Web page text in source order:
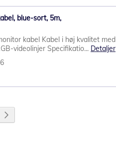
blue-sort, 5m,
kabel Kabel i høj kvalitet med
videolinjer Specifikatio... Detaljer
side